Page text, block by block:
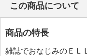
この商品について
商品の特長
雑誌でおなじみのＥＬ